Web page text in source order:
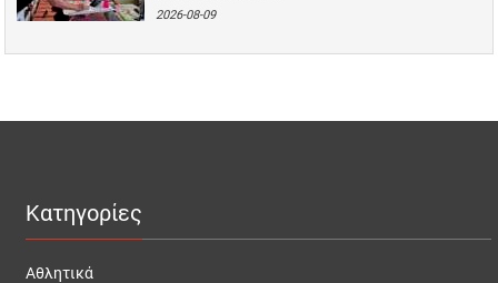
2026-08-09
Κατηγορίες
Αθλητικά